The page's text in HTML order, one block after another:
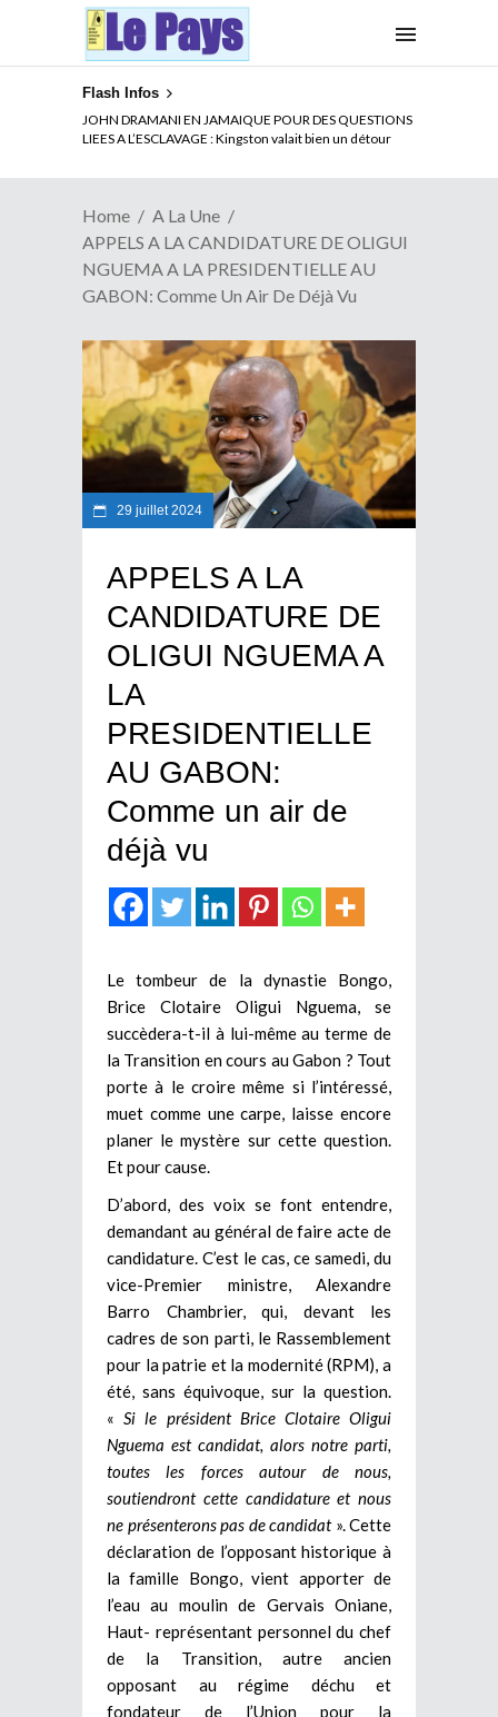
Flash Infos
JOHN DRAMANI EN JAMAIQUE POUR DES QUESTIONS
LIEES A L’ESCLAVAGE : Kingston valait bien un détour
ELECTION DE TALON A LA TETE DU SENAT BENINOIS :
Quand Patrice quitte le pouvoir sans partir !
Home
A La Une
APPELS A LA CANDIDATURE DE OLIGUI
NGUEMA A LA PRESIDENTIELLE AU
GABON: Comme Un Air De Déjà Vu
29 juillet 2024
APPELS A LA
CANDIDATURE DE
OLIGUI NGUEMA A
LA
PRESIDENTIELLE
AU GABON:
Comme un air de
déjà vu
Le tombeur de la dynastie Bongo,
Brice Clotaire Oligui Nguema, se
succèdera-t-il à lui-même au terme de
la Transition en cours au Gabon ? Tout
porte à le croire même si l’intéressé,
muet comme une carpe, laisse encore
planer le mystère sur cette question.
Et pour cause.
D’abord, des voix se font entendre,
demandant au général de faire acte de
candidature. C’est le cas, ce samedi, du
vice-Premier ministre, Alexandre
Barro Chambrier, qui, devant les
cadres de son parti, le Rassemblement
pour la patrie et la modernité (RPM), a
été, sans équivoque, sur la question.
« Si le président Brice Clotaire Oligui
Nguema est candidat, alors notre parti,
toutes les forces autour de nous,
soutiendront cette candidature et nous
ne présenterons pas de candidat ». Cette
déclaration de l’opposant historique à
la famille Bongo, vient apporter de
l’eau au moulin de Gervais Oniane,
Haut- représentant personnel du chef
de la Transition, autre ancien
opposant au régime déchu et
fondateur de l’Union pour la